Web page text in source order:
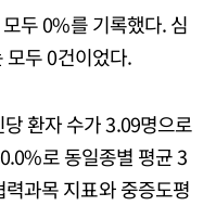
두 0%를 기록했다. 심
모두 0건이었다.
환자 수가 3.09명으로
로 동일종별 평균 3
과목 지표와 중증도평